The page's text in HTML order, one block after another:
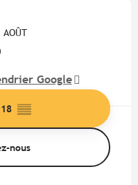
AOÛT
Google
▒▒
nous